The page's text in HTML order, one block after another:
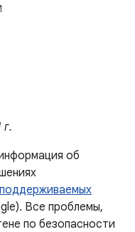
об
поддерживаемых
Все проблемы,
по безопасности